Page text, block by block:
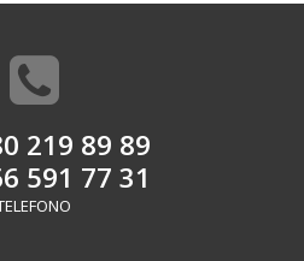
219 89 89
591 77 31